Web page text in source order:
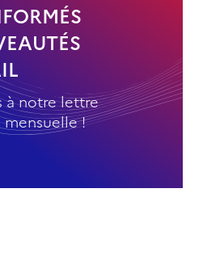
à notre lettre
!